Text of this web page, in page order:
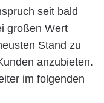
seit bald
großen Wert
Stand zu
anzubieten.
im folgenden